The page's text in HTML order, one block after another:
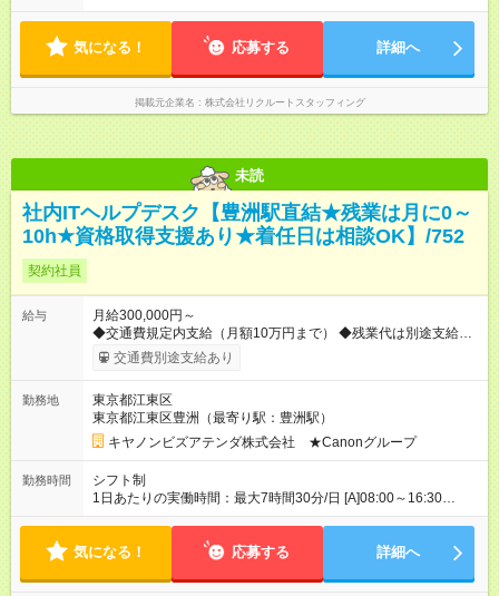
気になる！ 応募する 詳細へ
掲載元企業名 株式会社リクルートスタッフィング
未読
社内ITヘルプデスク【豊洲駅直結★残業は月に0～
10h★資格取得支援あり★着任日は相談OK】/752
契約社員
給与
月給300,000円～
◆交通費規定内支給（月額10万円まで） ◆残業代は別途支給
【試用期間】試用期間なし
交通費別途支給あり
勤務地
東京都江東区
東京都江東区豊洲（最寄り駅：豊洲駅）
キヤノンビズアテンダ株式会社 ★Canonグループ
勤務時間
シフト制
1日あたりの実働時間：最大7時間30分/日 [A]08:00～16:30
[B]08:45～17:15 [C]09:30～18:00 ※休憩60分 ※1週間毎のシフト
0～10時間程度 【就業期間】 即日～長期（※勤務開始日は相談
気になる！ 応募する 詳細へ